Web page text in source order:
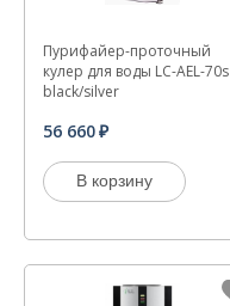
Пурифайер-проточный
кулер для воды LC-AEL-70s
black/silver
56 660
В корзину